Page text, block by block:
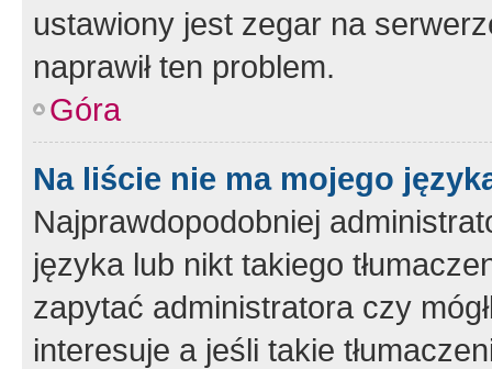
ustawiony jest zegar na
naprawił ten problem.
Góra
Na liście nie ma mojego
Najprawdopodobniej
języka lub nikt takiego
zapytać administratora czy
interesuje a jeśli takie